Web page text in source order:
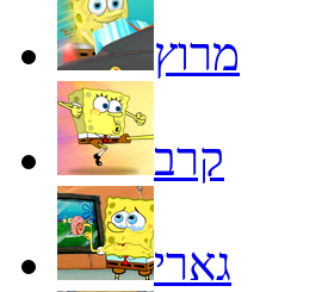
מרוץ
קרב
גארי